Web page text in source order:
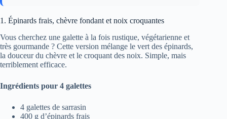
1. Épinards frais, chèvre fondant et noix croquantes
Vous cherchez une galette à la fois rustique, végétarienne et
très gourmande ? Cette version mélange le vert des épinards,
la douceur du chèvre et le croquant des noix. Simple, mais
terriblement efficace.
Ingrédients pour 4 galettes
4 galettes de sarrasin
400 g d’épinards frais